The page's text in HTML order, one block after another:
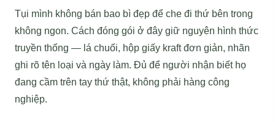
Tụi mình không bán bao bì đẹp để che đi thứ bên trong
không ngon. Cách đóng gói ở đây giữ nguyên hình thức
truyền thống — lá chuối, hộp giấy kraft đơn giản, nhãn
ghi rõ tên loại và ngày làm. Đủ để người nhận biết họ
đang cầm trên tay thứ thật, không phải hàng công
nghiệp.